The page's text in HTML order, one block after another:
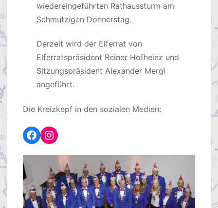
wiedereingeführten Rathaussturm am
Schmutzigen Donnerstag.
Derzeit wird der Elferrat von
Elferratspräsident Reiner Hofheinz und
Sitzungspräsident Alexander Mergl
angeführt.
Die Kreizkepf in den sozialen Medien:
Facebook
Instagram